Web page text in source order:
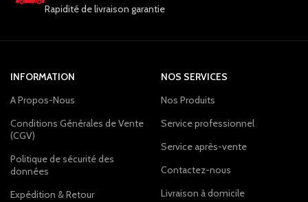
Rapidité de livraison garantie
INFORMATION
A Propos-Nous
Conditions Générales de Vente
(CGV)
Politique de sécurité des
données
Expédition & Retour
NOS SERVICES
Nos Produits
Service professionnel
Service après-vente
Contactez-nous
Livraison à domicile